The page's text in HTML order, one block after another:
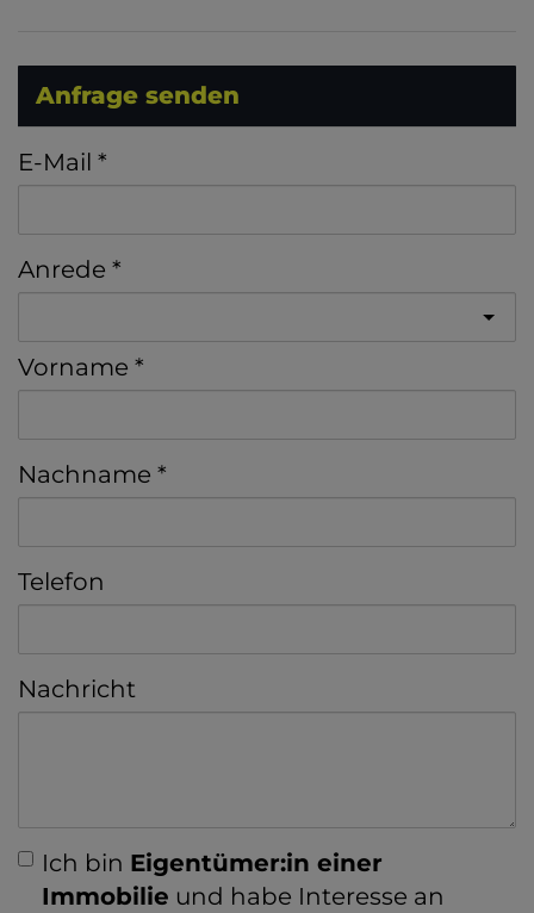
Anfrage senden
E-Mail
Anrede
Vorname
Nachname
Telefon
Nachricht
Ich bin Eigentümer:in einer
Immobilie und habe Interesse an